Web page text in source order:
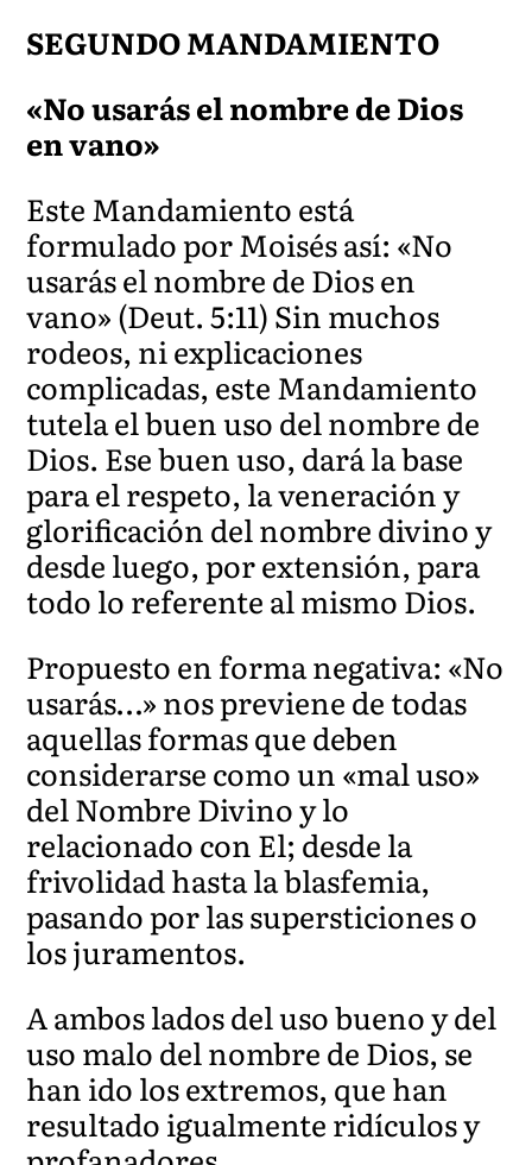
SEGUNDO MANDAMIENTO
«No usarás el nombre de Dios
en vano»
Este Mandamiento está
formulado por Moisés así: «No
usarás el nombre de Dios en
vano» (Deut. 5:11) Sin muchos
rodeos, ni explicaciones
complicadas, este Mandamiento
tutela el buen uso del nombre de
Dios. Ese buen uso, dará la base
para el respeto, la veneración y
glorificación del nombre divino y
desde luego, por extensión, para
todo lo referente al mismo Dios.
Propuesto en forma negativa: «No
usarás…» nos previene de todas
aquellas formas que deben
considerarse como un «mal uso»
del Nombre Divino y lo
relacionado con El; desde la
frivolidad hasta la blasfemia,
pasando por las supersticiones o
los juramentos.
A ambos lados del uso bueno y del
uso malo del nombre de Dios, se
han ido los extremos, que han
resultado igualmente ridículos y